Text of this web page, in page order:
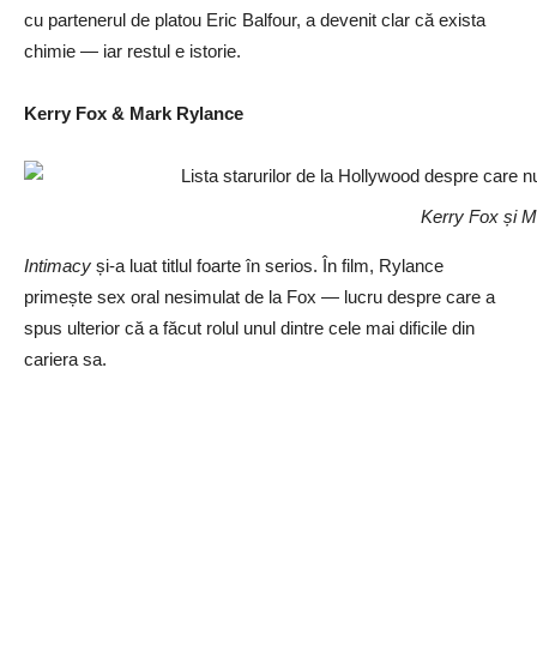
cu partenerul de platou Eric Balfour, a devenit clar că exista
chimie — iar restul e istorie.
Kerry Fox & Mark Rylance
Kerry Fox și
Intimacy și-a luat titlul foarte în serios. În film, Rylance
primește sex oral nesimulat de la Fox — lucru despre care a
spus ulterior că a făcut rolul unul dintre cele mai dificile din
cariera sa.